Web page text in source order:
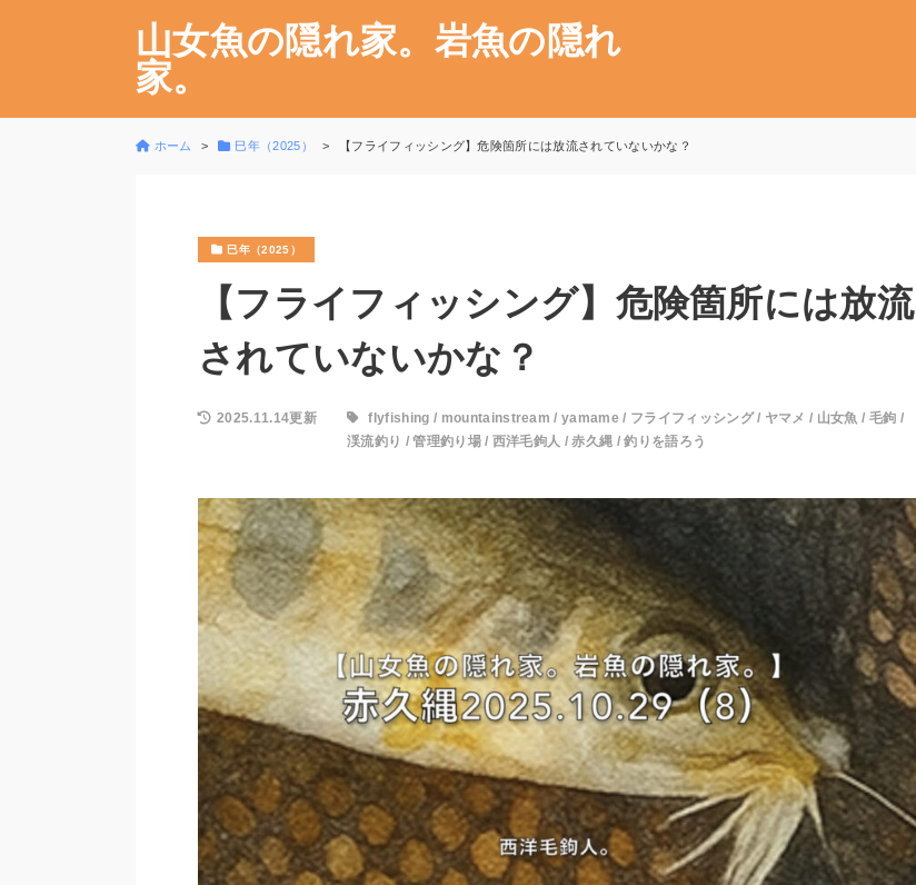
山女魚の隠れ家。岩魚の隠れ
家。
ホーム 巳年（2025） 【フライフィッシング】危険箇所には放流されていないかな？
巳年（2025）
【フライフィッシング】危険箇所には放流
されていないかな？
2025.11.14更新 flyfishing / mountainstream /yamame / フライフィッシング/ ヤマメ / 山女魚 / 毛鉤 /
渓流釣り /管理釣り場/ 西洋毛鉤人 /赤久縄 /釣りを語ろう